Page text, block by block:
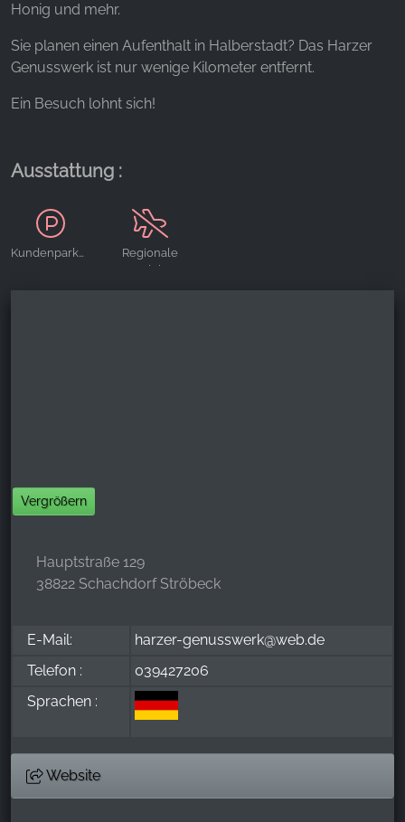
Honig und mehr.
Sie planen einen Aufenthalt in Halberstadt? Das Harzer
Genusswerk ist nur wenige Kilometer entfernt.
Ein Besuch lohnt sich!
Ausstattung :
Regionale
Produkte
Vergrößern
Hauptstraße 129
38822 Schachdorf Ströbeck
E-Mail:
harzer-genusswerk@web.de
Telefon :
039427206
Sprachen :
Website
diesen externen Medien Cookies gesetzt.
YouTube